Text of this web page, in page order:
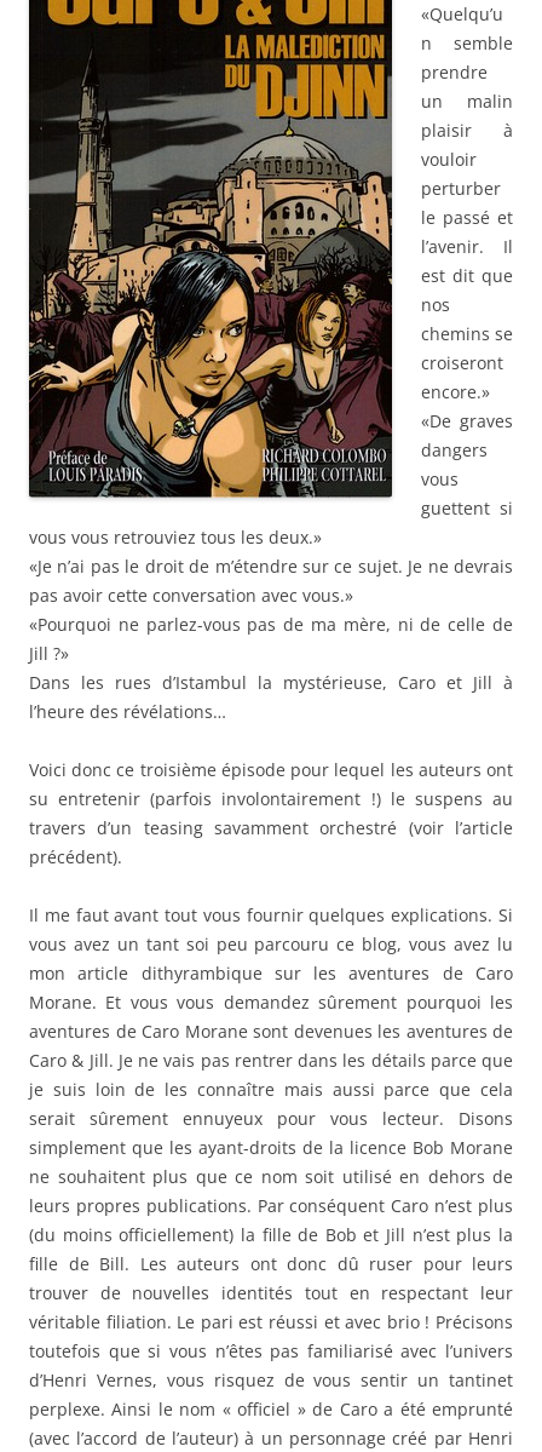
«Quelqu’u
n semble
prendre
un malin
plaisir à
vouloir
perturber
le passé et
l’avenir. Il
est dit que
nos
chemins se
croiseront
encore.»
«De graves
dangers
vous
guettent si
vous vous retrouviez tous les deux.»
«Je n’ai pas le droit de m’étendre sur ce sujet. Je ne devrais
pas avoir cette conversation avec vous.»
«Pourquoi ne parlez-vous pas de ma mère, ni de celle de
Jill ?»
Dans les rues d’Istambul la mystérieuse, Caro et Jill à
l’heure des révélations…
Voici donc ce troisième épisode pour lequel les auteurs ont
su entretenir (parfois involontairement !) le suspens au
travers d’un teasing savamment orchestré (voir l’article
précédent).
Il me faut avant tout vous fournir quelques explications. Si
vous avez un tant soi peu parcouru ce blog, vous avez lu
mon article dithyrambique sur les aventures de Caro
Morane. Et vous vous demandez sûrement pourquoi les
aventures de Caro Morane sont devenues les aventures de
Caro & Jill. Je ne vais pas rentrer dans les détails parce que
je suis loin de les connaître mais aussi parce que cela
serait sûrement ennuyeux pour vous lecteur. Disons
simplement que les ayant-droits de la licence Bob Morane
ne souhaitent plus que ce nom soit utilisé en dehors de
leurs propres publications. Par conséquent Caro n’est plus
(du moins officiellement) la fille de Bob et Jill n’est plus la
fille de Bill. Les auteurs ont donc dû ruser pour leurs
trouver de nouvelles identités tout en respectant leur
véritable filiation. Le pari est réussi et avec brio ! Précisons
toutefois que si vous n’êtes pas familiarisé avec l’univers
d’Henri Vernes, vous risquez de vous sentir un tantinet
perplexe. Ainsi le nom « officiel » de Caro a été emprunté
(avec l’accord de l’auteur) à un personnage créé par Henri